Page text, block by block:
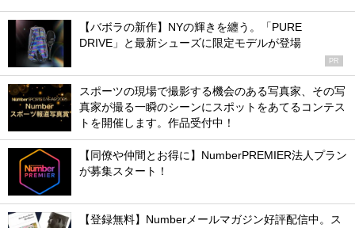
【バボラの新作】NYの輝きを纏う。「PURE
DRIVE」と最新シューズに限定モデルが登場
PR
スポーツの現場で撮影する機会のある写真家、その写
真家が撮る一瞬のシーンにスポットをあてるコンテス
トを開催します。作品受付中！
【同僚や仲間とお得に】NumberPREMIER法人プラン
が募集スタート！
【登録無料】Numberメールマガジン好評配信中。ス